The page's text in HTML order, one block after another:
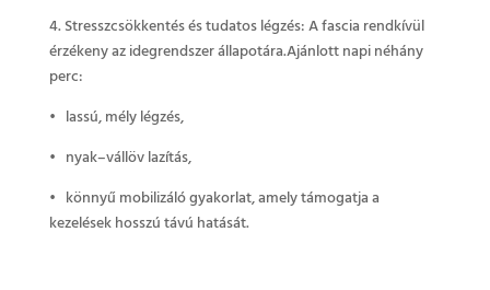
4. Stresszcsökkentés és tudatos légzés: A fascia rendkívül
érzékeny az idegrendszer állapotára.Ajánlott napi néhány
perc:
• lassú, mély légzés,
• nyak–vállöv lazítás,
• könnyű mobilizáló gyakorlat, amely támogatja a
kezelések hosszú távú hatását.